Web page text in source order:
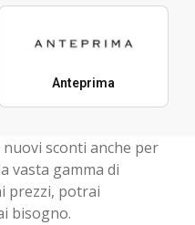
Anteprima
sconti anche per
vasta gamma di
prezzi, potrai
bisogno.